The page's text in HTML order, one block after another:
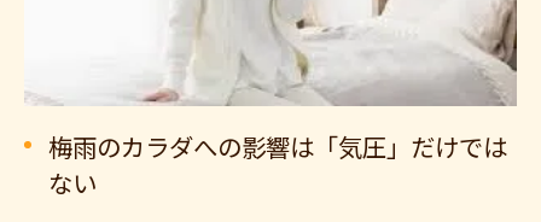
梅雨のカラダへの影響は「気圧」だけでは
ない